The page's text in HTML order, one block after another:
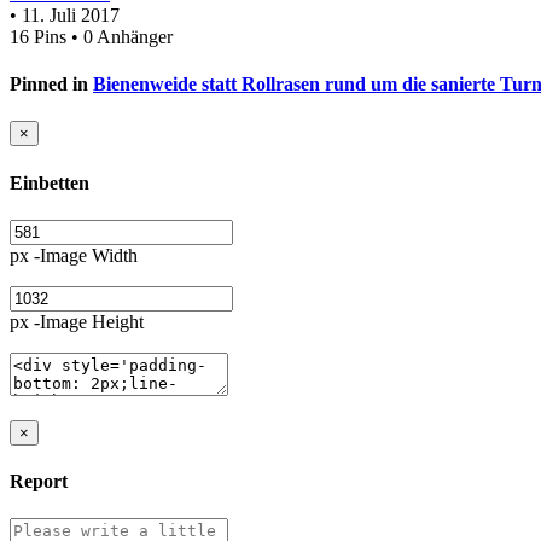
• 11. Juli 2017
16 Pins • 0 Anhänger
Pinned in Bienenweide statt Rollrasen rund um die sanierte
×
Einbetten
px -Image Width
px -Image Height
×
Report